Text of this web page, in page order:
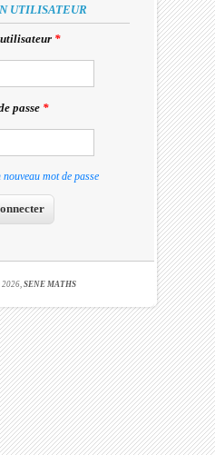
UTILISATEUR
*
passe *
mot de passe
2026,SENE MATHS